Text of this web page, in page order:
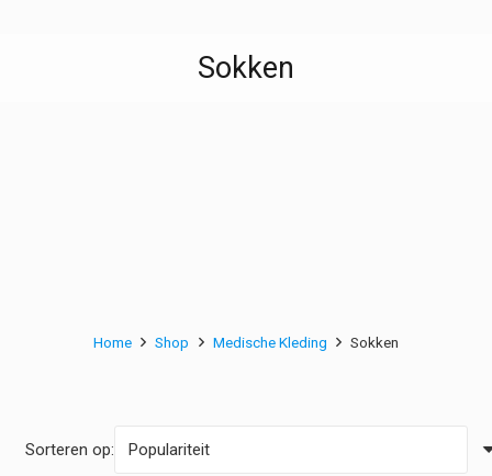
Sokken
Home Shop Medische Kleding Sokken
Sorteren op: